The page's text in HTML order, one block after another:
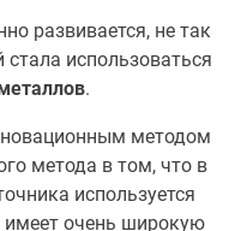
развивается, не так
использоваться
.
методом
метода в том, что в
используется
имеет очень широкую